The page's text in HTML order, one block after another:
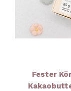
Fester